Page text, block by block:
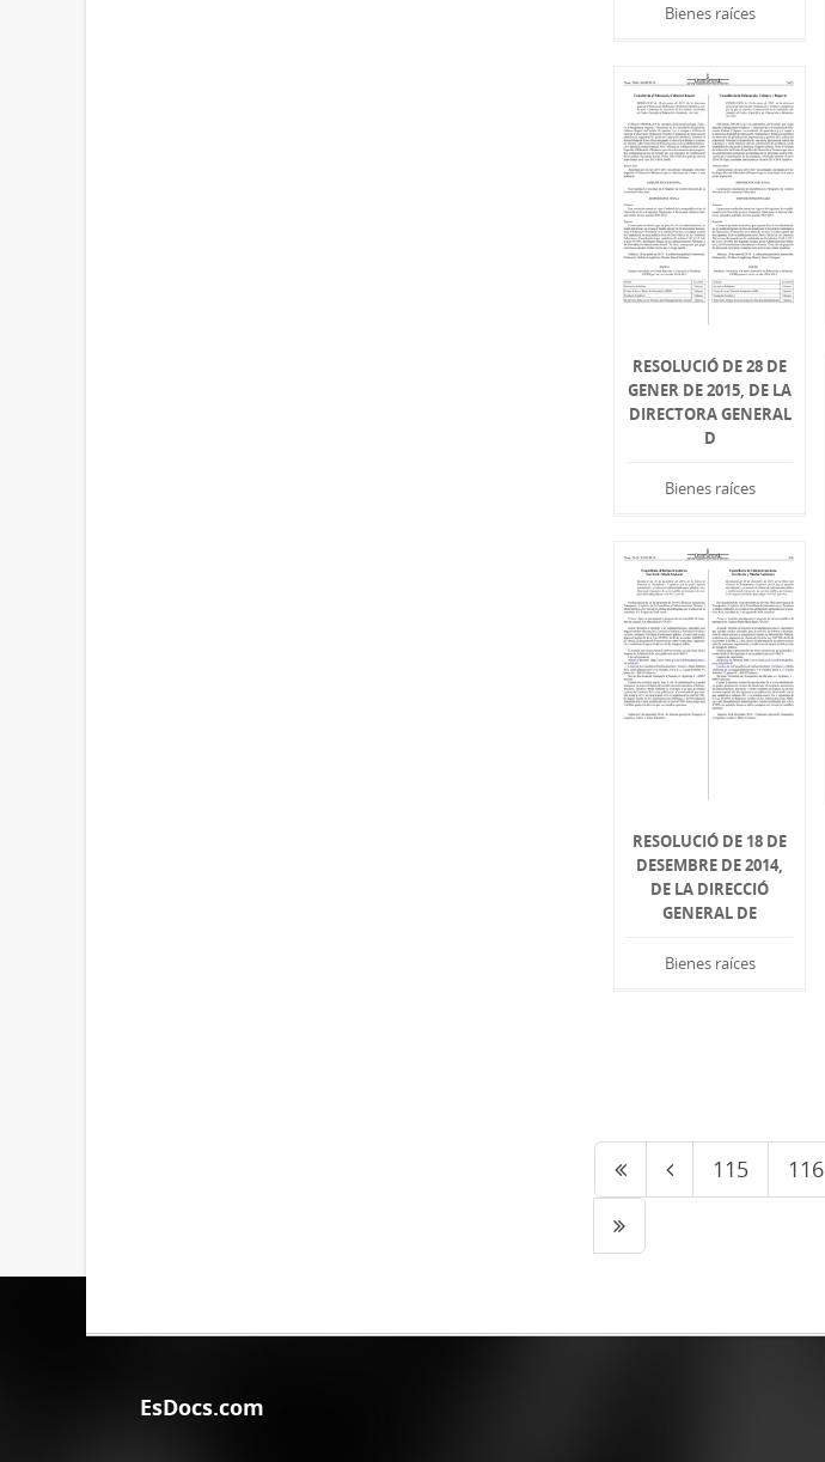
Bienes raíces
RESOLUCIÓ DE 28 DE
GENER DE 2015, DE LA
DIRECTORA GENERAL
D
Bienes raíces
RESOLUCIÓ DE 18 DE
DESEMBRE DE 2014,
DE LA DIRECCIÓ
GENERAL DE
Bienes raíces
115 116
EsDocs.com